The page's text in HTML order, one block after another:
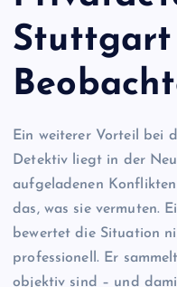
Stuttgart
Ein weiterer Vorteil bei
Detektiv liegt in der
aufgeladenen
das, was sie vermuten.
bewertet die Situation
professionell. Er
objektiv sind – und